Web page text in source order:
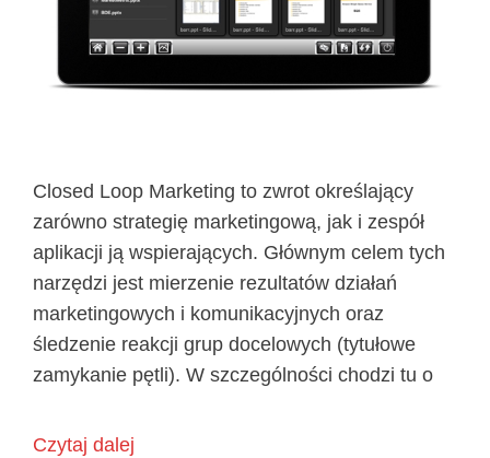
Closed Loop Marketing to zwrot określający
zarówno strategię marketingową, jak i zespół
aplikacji ją wspierających. Głównym celem tych
narzędzi jest mierzenie rezultatów działań
marketingowych i komunikacyjnych oraz
śledzenie reakcji grup docelowych (tytułowe
zamykanie pętli). W szczególności chodzi tu o
Czytaj dalej